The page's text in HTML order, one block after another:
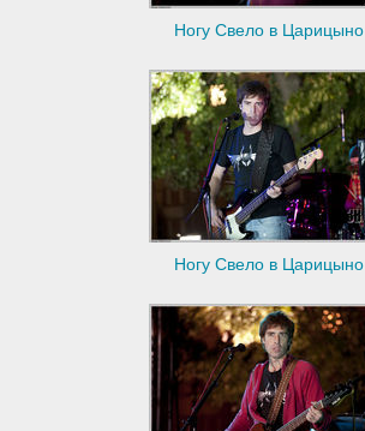
Ногу Свело в Царицыно
Ногу Свело в Царицыно